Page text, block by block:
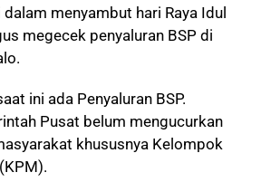
menyambut hari Raya Idul
megecek penyaluran BSP di
ini ada Penyaluran BSP.
Pusat belum mengucurkan
khususnya Kelompok